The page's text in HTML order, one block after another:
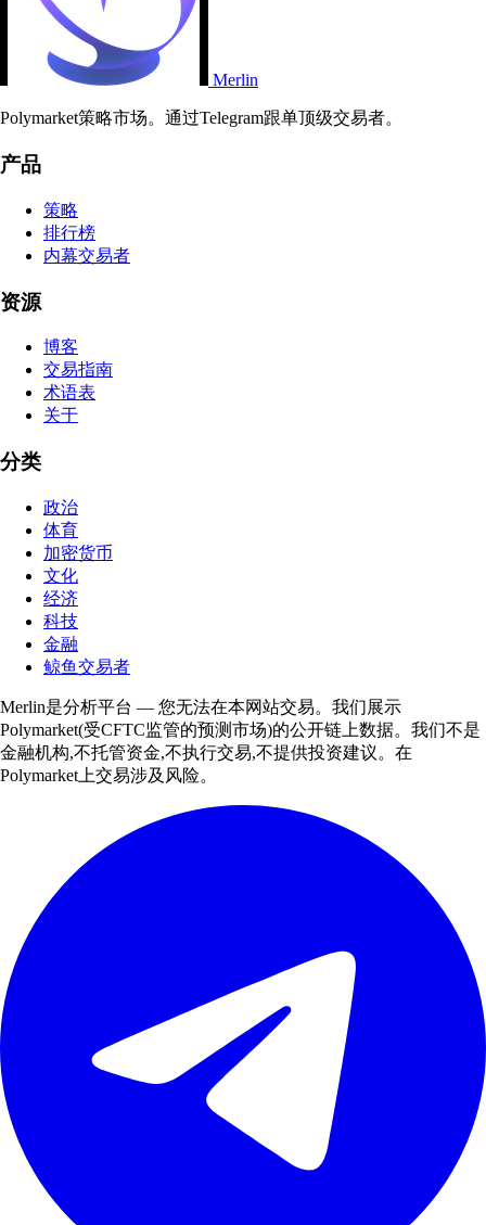
Merlin
Polymarket策略市场。通过Telegram跟单顶级交易者。
产品
策略
排行榜
内幕交易者
资源
博客
交易指南
术语表
关于
分类
政治
体育
加密货币
文化
经济
科技
金融
鲸鱼交易者
Merlin是分析平台 — 您无法在本网站交易。我们展示
Polymarket(受CFTC监管的预测市场)的公开链上数据。我们不是
金融机构,不托管资金,不执行交易,不提供投资建议。在
Polymarket上交易涉及风险。